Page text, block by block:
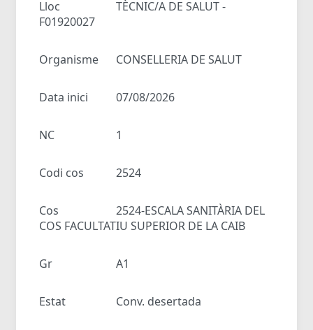
Lloc
TÈCNIC/A DE SALUT -
F01920027
Organisme CONSELLERIA DE SALUT
Data inici 07/08/2026
NC 1
Codi cos 2524
Cos
2524-ESCALA SANITÀRIA DEL
COS FACULTATIU SUPERIOR DE LA CAIB
Gr A1
Estat Conv. desertada